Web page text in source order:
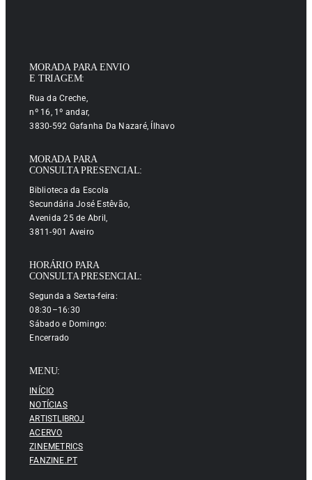
MORADA PARA ENVIO
E TRIAGEM:
Rua da Creche,
nº 16, 1º andar,
3830-592 Gafanha Da Nazaré, Ílhavo
MORADA PARA
CONSULTA PRESENCIAL:
Biblioteca da Escola
Secundária José Estêvão,
Avenida 25 de Abril,
3811-901 Aveiro
HORÁRIO PARA
CONSULTA PRESENCIAL:
Segunda a Sexta-feira:
08:30–16:30
Sábado e Domingo:
Encerrado
MENU:
INÍCIO
NOTÍCIAS
ARTISTLIBROJ
ACERVO
ZINEMETRICS
FANZINE.PT